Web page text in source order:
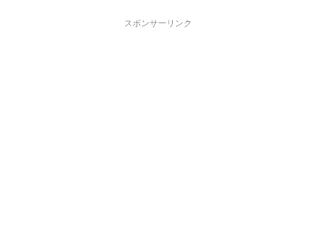
スポンサーリンク